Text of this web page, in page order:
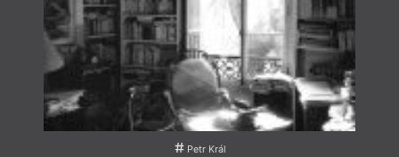
Petr Král